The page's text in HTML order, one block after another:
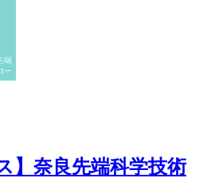
】奈良先端科学技術